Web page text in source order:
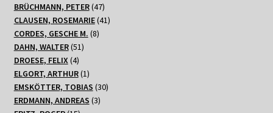
BRÜCHMANN, PETER 4747
Produkte
CLAUSEN, ROSEMARIE 4141
CORDES, GESCHE M. 88
DAHN, WALTER 5151
DROESE, FELIX 44
Produkte
ELGORT, ARTHUR 11
Produkt
EMSKÖTTER, TOBIAS 3030
ERDMANN, ANDREAS 33